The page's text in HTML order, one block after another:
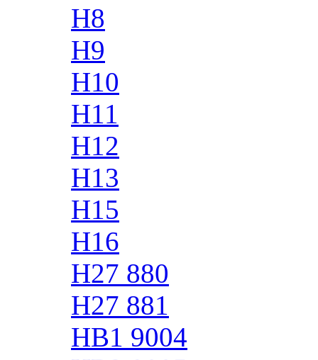
H8
H9
H10
H11
H12
H13
H15
H16
H27 880
H27 881
HB1 9004